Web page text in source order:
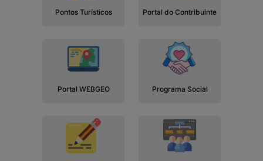
Pontos Turísticos Portal do Contribuinte
Portal WEBGEO Programa Social